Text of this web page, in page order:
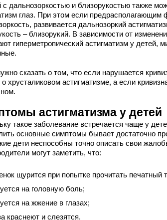
с дальнозоркостью и близорукостью также
глаз. При этом если предрасполагающим
развивается дальнозоркий
– близорукий. В зависимости от
гиперметропический астигматизм у детей,
сказать о том, что если нарушается
о хрусталиковом астигматизме, а если
астигматизма у детей
такое заболевание встречается чаще у
основные симптомы бывает достаточно
дети неспособны точно описать свои
могут заметить, что:
щурится при попытке прочитать печатный
на головную боль;
на жжение в глазах;
краснеют и слезятся.